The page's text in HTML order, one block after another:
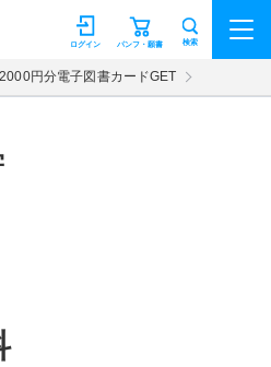
パンフ・願書
ログイン 検索
円分電子図書カードGET